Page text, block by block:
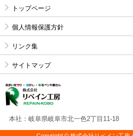
トップページ
個人情報保護方針
リンク集
サイトマップ
株式会
本社：岐阜県岐阜市北一色2丁目11-18